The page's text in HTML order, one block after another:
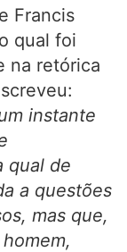
Francis
o qual foi
na retórica
instante
qual de
a questões
mas que,